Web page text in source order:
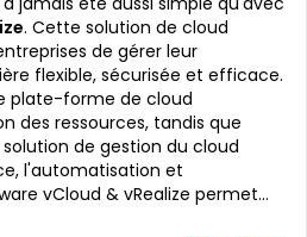
. Cette solution de cloud
de gérer leur
flexible, sécurisée et efficace.
plate-forme de cloud
des ressources, tandis que
de gestion du cloud
l'automatisation et
vCloud & vRealize permet